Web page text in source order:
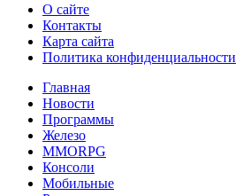
О сайте
Контакты
Карта сайта
Политика конфиденциальности
Главная
Новости
Программы
Железо
MMORPG
Консоли
Мобильные